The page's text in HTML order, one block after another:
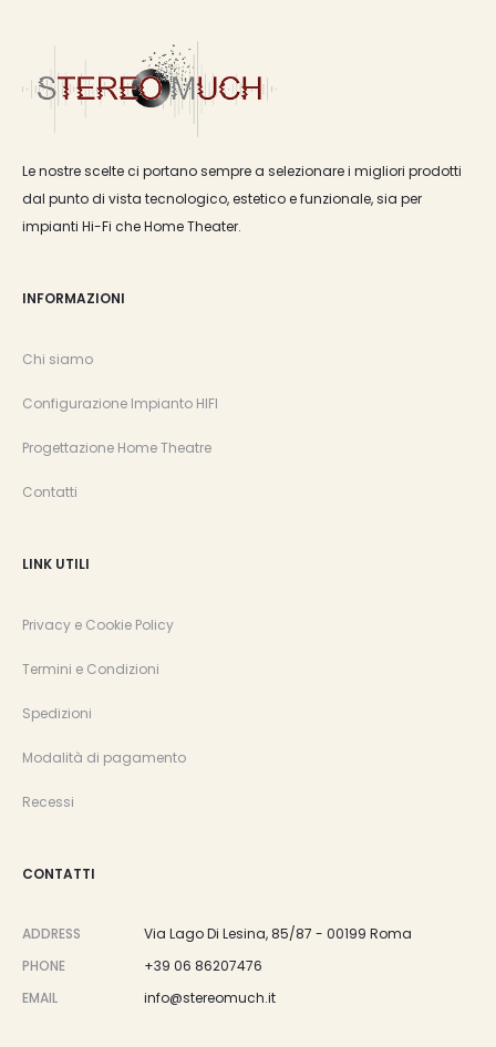
Le nostre scelte ci portano sempre a selezionare i migliori prodotti
dal punto di vista tecnologico, estetico e funzionale, sia per
impianti Hi-Fi che Home Theater.
INFORMAZIONI
Chi siamo
Configurazione Impianto HIFI
Progettazione Home Theatre
Contatti
LINK UTILI
Privacy e Cookie Policy
Termini e Condizioni
Spedizioni
Modalità di pagamento
Recessi
CONTATTI
ADDRESS
Via Lago Di Lesina, 85/87 - 00199 Roma
PHONE
+39 06 86207476
EMAIL
info@stereomuch.it